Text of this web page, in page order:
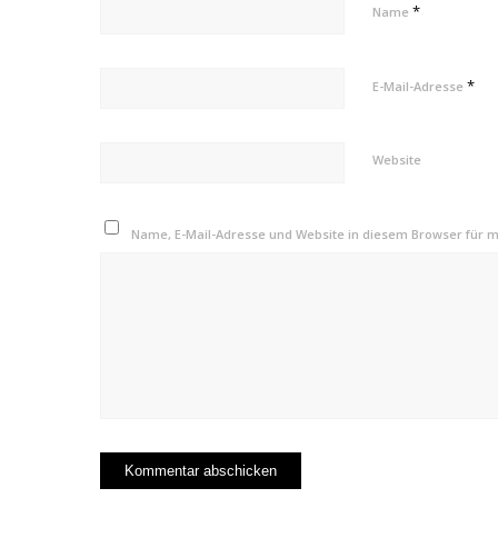
Name *
E-Mail-Adresse *
Website
Name, E-Mail-Adresse und Website in diesem Browser für